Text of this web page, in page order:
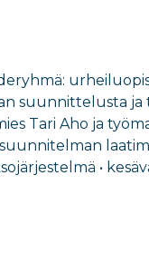
suunnittelusta ja
Tari Aho ja
•